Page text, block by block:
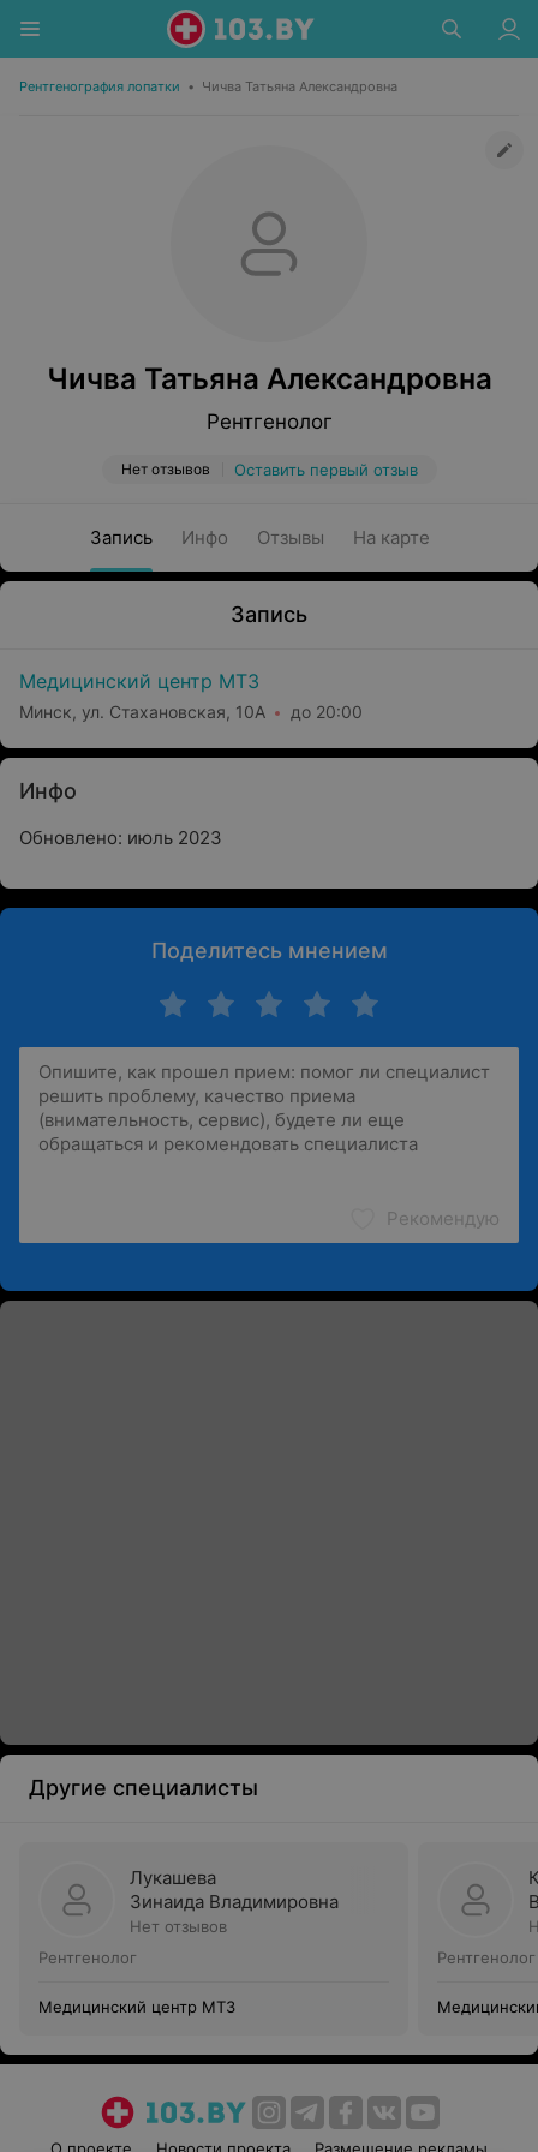
Рентгенография лопатки • Чичва Татьяна Александровна
Чичва Татьяна Александровна
Рентгенолог
Нет отзывов Оставить первый отзыв
Запись Инфо Отзывы На карте
Запись
Медицинский центр МТЗ
Минск, ул. Стахановская, 10А до 20:00
Инфо
Обновлено: июль 2023
Поделитесь мнением
Рекомендую
Другие специалисты
Лукашева
Зинаида Владимировна
Нет отзывов
Рентгенолог
Медицинский центр МТЗ
Рентгенолог